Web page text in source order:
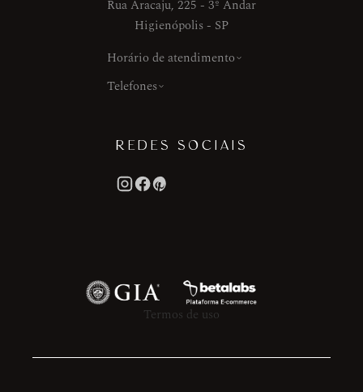
Rua Aracaju, 225 - 3º Andar
Higienópolis - SP
Horário de atendimento
Telefones
REDES SOCIAIS
Termos de uso